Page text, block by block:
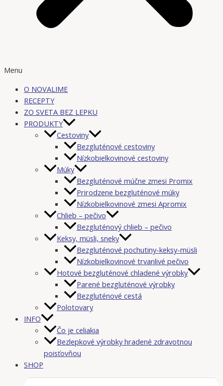
Menu
O NOVALIME
RECEPTY
ZO SVETA BEZ LEPKU
PRODUKTY
Cestoviny
Bezgluténové cestoviny
Nízkobielkovinové cestoviny
Múky
Bezgluténové múčne zmesi Promix
Prirodzene bezgluténové múky
Nízkobielkovinové zmesi Apromix
Chlieb – pečivo
Bezgluténový chlieb – pečivo
Keksy, müsli, sneky
Bezgluténové pochutiny-keksy-müsli
Nízkobielkovinové trvanlivé pečivo
Hotové bezgluténové chladené výrobky
Parené bezgluténové výrobky
Bezgluténové cestá
Polotovary
INFO
Čo je celiakia
Bezlepkové výrobky hradené zdravotnou
poisťovňou
SHOP